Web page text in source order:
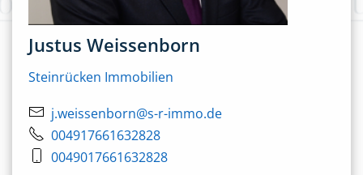
Justus Weissenborn
Steinrücken Immobilien
j.weissenborn@s-r-immo.de
004917661632828
0049017661632828